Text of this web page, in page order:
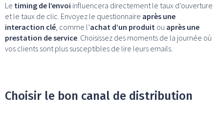
Le timing de l’envoi influencera directement le taux d’ouverture
et le taux de clic. Envoyez le questionnaire après une
interaction clé, comme l’achat d’un produit ou après une
prestation de service. Choisissez des moments de la journée où
vos clients sont plus susceptibles de lire leurs emails.
Choisir le bon canal de distribution